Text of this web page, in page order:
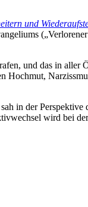
und
und das in aller
Hochmut,
in der Perspektive
wird bei